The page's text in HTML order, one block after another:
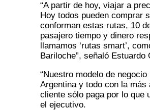
“A partir de hoy, viajar a
Hoy todos pueden comprar
conforman estas rutas, 10
pasajero tiempo y dinero
llamamos ‘rutas smart’,
Bariloche”, señaló
“Nuestro modelo de
Argentina y todo con la
cliente sólo paga por lo que
el ejecutivo.